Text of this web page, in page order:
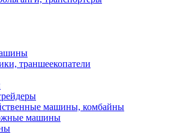
траншеекопатели
машины, комбайны
машины